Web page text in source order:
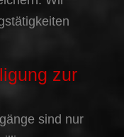
zur
sind nur